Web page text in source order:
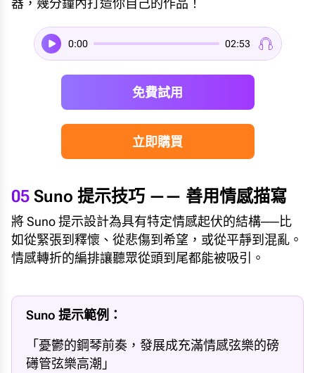
器，幾分鐘內打造你自己的作品！
0:00 02:53
免費試用
立即購買
05 Suno 提示技巧 —— 善用情感描寫
將 Suno 提示設計為具有特定情感起伏的結構──比
如從緊張到釋懷、從悲傷到希望，或從平靜到混亂。
情感轉折的編排讓聽眾從頭到尾都能被吸引。
Suno 提示範例：
「憂鬱的鋼琴前奏，發展成充滿情感弦樂的磅
礡管弦樂高潮」